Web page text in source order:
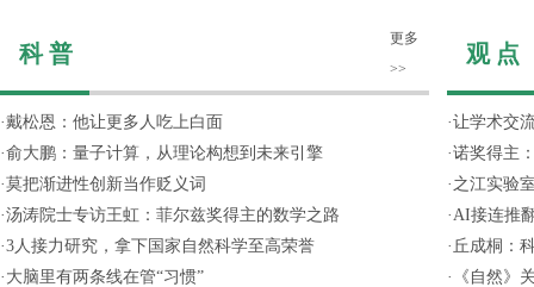
科 普
更多
>>
·戴松恩：他让更多人吃上白面
·俞大鹏：量子计算，从理论构想到未来引擎
·莫把渐进性创新当作贬义词
·汤涛院士专访王虹：菲尔兹奖得主的数学之路
·3人接力研究，拿下国家自然科学至高荣誉
· 大脑里有两条线在管“习惯”
观 点
·让学术交
·诺奖得主
· 之江实验
·AI接连推
· 丘成桐：
·
《自然》